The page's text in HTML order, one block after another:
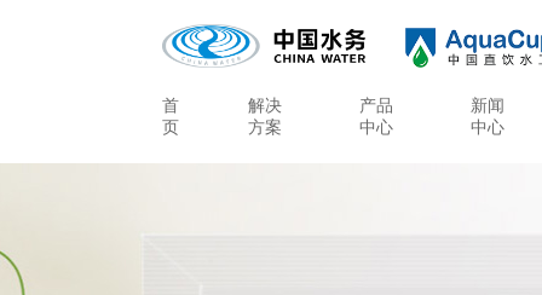
首
页
解决
方案
产品
中心
新闻
中心